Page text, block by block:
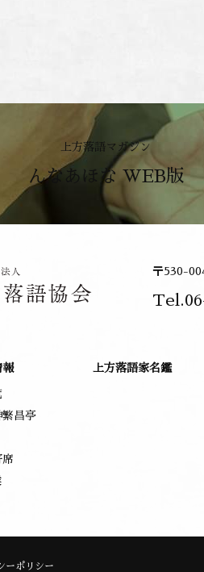
上方落語マガジン
んなあほな WEB版
〒530-
報
繁昌亭
席
上方落語家名鑑
ーポリシー